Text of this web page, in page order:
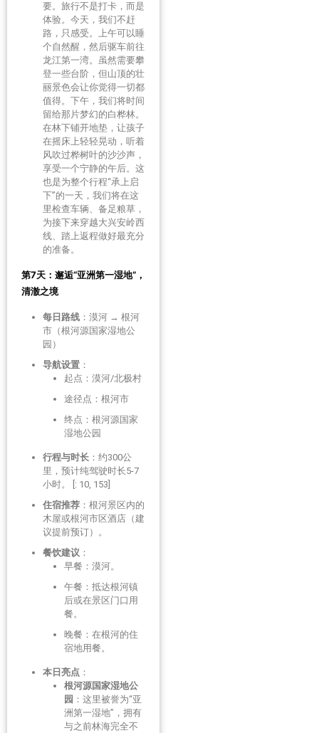
要。旅行不是打卡，而是
体验。今天，我们不赶
路，只感受。上午可以睡
个自然醒，然后驱车前往
龙江第一湾。虽然需要攀
登一些台阶，但山顶的壮
丽景色会让你觉得一切都
值得。下午，我们将时间
留给那片梦幻的白桦林。
在林下铺开地垫，让孩子
在摇床上轻轻晃动，听着
风吹过桦树叶的沙沙声，
享受一个宁静的午后。这
也是为整个行程“承上启
下”的一天，我们将在这
里检查车辆、备足粮草，
为接下来穿越大兴安岭西
线、踏上返程做好最充分
的准备。
第7天：邂逅“亚洲第一湿地”，
清澈之境
每日路线 ：漠河 → 根河
市（根河源国家湿地公
园）
导航设置 ：
起点：漠河/北极村
途径点：根河市
终点：根河源国家
湿地公园
行程与时长 ：约300公
里，预计纯驾驶时长5-7
小时。 [: 10, 153]
住宿推荐 ：根河景区内的
木屋或根河市区酒店（建
议提前预订）。
餐饮建议 ：
早餐：漠河。
午餐：抵达根河镇
后或在景区门口用
餐。
晚餐：在根河的住
宿地用餐。
本日亮点 ：
根河源国家湿地公
园 ：这里被誉为“亚
洲第一湿地”，拥有
与之前林海完全不